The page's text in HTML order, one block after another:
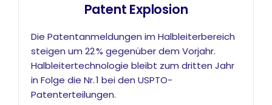
Patent Explosion
Die Patentanmeldungen im Halbleiterbereich
steigen um 22 % gegenüber dem Vorjahr.
Halbleitertechnologie bleibt zum dritten Jahr
in Folge die Nr. 1 bei den USPTO-
Patenterteilungen.